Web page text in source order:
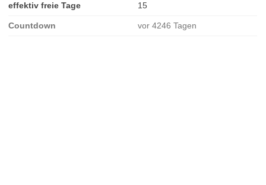
effektiv freie Tage 15
Countdown vor 4246 Tagen